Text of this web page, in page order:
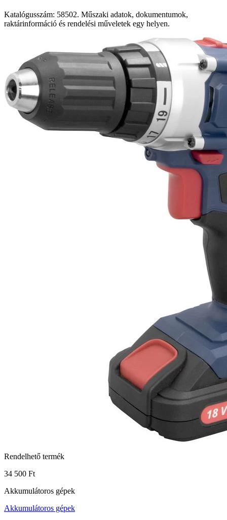
Katalógusszám: 58502. Műszaki adatok, dokumentumok,
raktárinformáció és rendelési műveletek egy helyen.
Rendelhető termék
34 500 Ft
Akkumulátoros gépek
Akkumulátoros gépek